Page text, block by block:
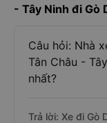
- Tây Ninh đi Gò
Câu hỏi: Nhà
Tân Châu -
nhất?
Trả lời: Xe đi Gò